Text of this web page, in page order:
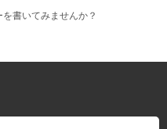
書いてみませんか？